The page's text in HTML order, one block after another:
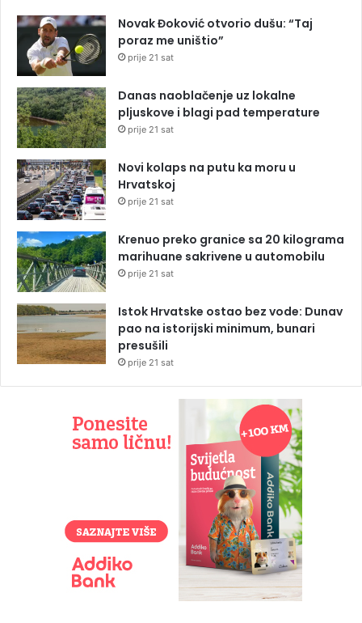
Novak Đoković otvorio dušu: “Taj
poraz me uništio”
prije 21 sat
Danas naoblačenje uz lokalne
pljuskove i blagi pad temperature
prije 21 sat
Novi kolaps na putu ka moru u
Hrvatskoj
prije 21 sat
Krenuo preko granice sa 20 kilograma
marihuane sakrivene u automobilu
prije 21 sat
Istok Hrvatske ostao bez vode: Dunav
pao na istorijski minimum, bunari
presušili
prije 21 sat